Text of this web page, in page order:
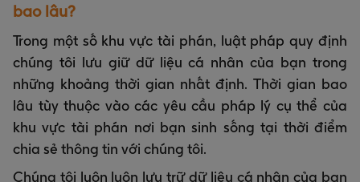
bao lâu?
Trong một số khu vực tài phán, luật pháp quy định
chúng tôi lưu giữ dữ liệu cá nhân của bạn trong
những khoảng thời gian nhất định. Thời gian bao
lâu tùy thuộc vào các yêu cầu pháp lý cụ thể của
khu vực tài phán nơi bạn sinh sống tại thời điểm
chia sẻ thông tin với chúng tôi.
Chúng tôi luôn luôn lưu trữ dữ liệu cá nhân của bạn